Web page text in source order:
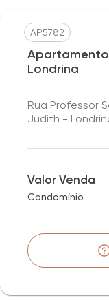
AP5782
Apartamento
Londrina
Rua Professor
Judith -
Valor Venda
Condomínio